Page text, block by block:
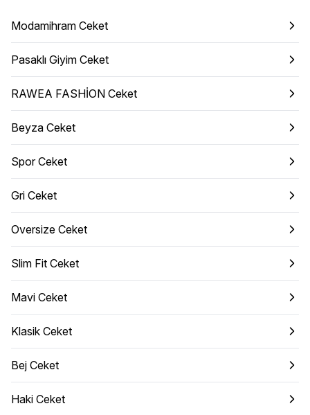
Modamihram Ceket
Pasaklı Giyim Ceket
RAWEA FASHİON Ceket
Beyza Ceket
Spor Ceket
Gri Ceket
Oversize Ceket
Slim Fit Ceket
Mavi Ceket
Klasik Ceket
Bej Ceket
Haki Ceket